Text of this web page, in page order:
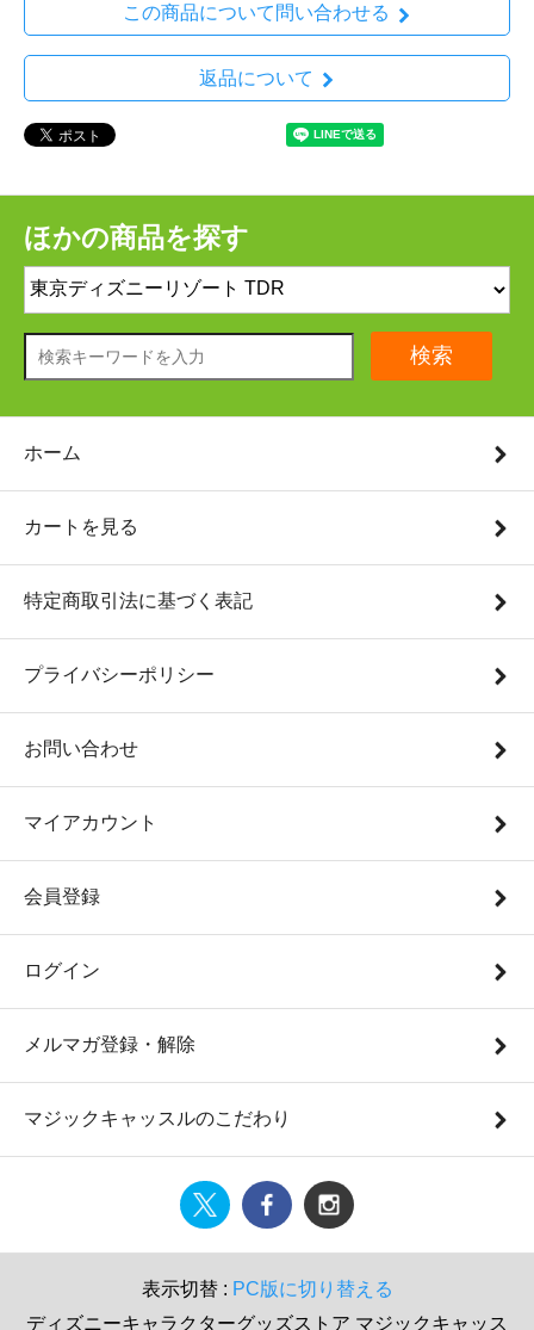
この商品について問い合わせる
返品について
ほかの商品を探す
検索
ホーム
カートを見る
特定商取引法に基づく表記
プライバシーポリシー
お問い合わせ
マイアカウント
会員登録
ログイン
メルマガ登録・解除
マジックキャッスルのこだわり
表示切替 : PC版に切り替える
ディズニーキャラクターグッズストア マジックキャッス